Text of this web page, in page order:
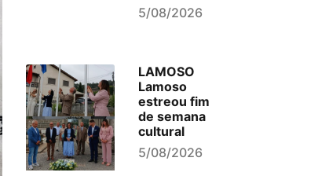
5/08/2026
LAMOSO
Lamoso
estreou fim
de semana
cultural
5/08/2026